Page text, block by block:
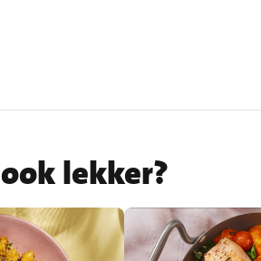
ook lekker?